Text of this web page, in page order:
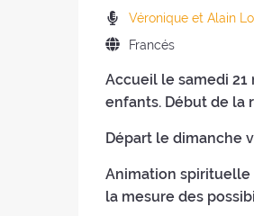
del
:
Predicadores
:
Véronique et Alain
Idioma
retiro
:
Francés
Accueil le samedi
enfants. Début de la
Départ le dimanche
Animation spirituelle
la mesure des